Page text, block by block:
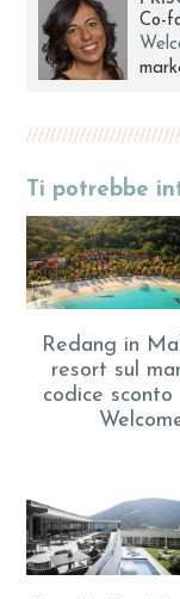
Co-
Ti potrebbe
Redang in
resort sul
codice sconto